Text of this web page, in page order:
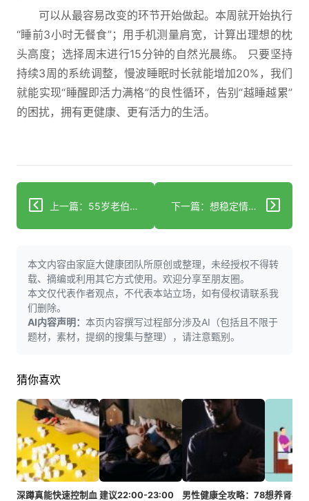
可以从最容易改变的环节开始做起。本周就开始执行
“睡前3小时无餐食”；用手机测量肩宽，计算出理想的枕
头高度；选择周末进行15分钟的自然光晨练。 只要坚持
持续3周的系统调整，慢波睡眠时长就能增加20%，我们
就能实现“睡醒即活力满格”的良性循环，告别“越睡越累”
的困扰，拥有更健康、更有活力的生活。
上一篇：55岁老伯吃鱼生患肝吸虫病，单虫日产卵最高4000粒！ 下一篇：想稳定情绪？科学摄入碳水化合物的建议请收好！
本文内容由家庭大健康团队所原创或整理，未经授权不得转
载、摘编或利用其它方式使用。欢迎分享至朋友圈。
本文仅代表作者观点，不代表本站立场，如有侵权请联系我
们删除。
AI内容声明： 本页内容撰写过程部分涉及AI（包括且不限于
题材，素材，提纲的搜集与整理），请注意甄别。
猜你喜欢
深蹲真能快速控制血 建议22:00-23:00
男性健康全攻略：78想养肾补